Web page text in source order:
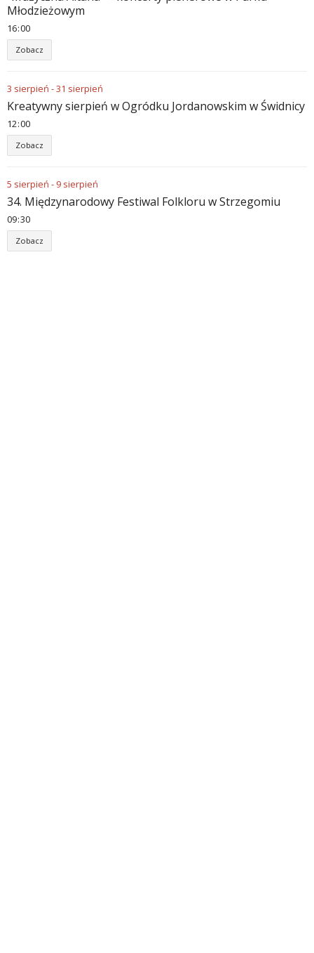
Młodzieżowym
16:00
Zobacz
3 sierpień -31 sierpień
Kreatywny sierpień w Ogródku Jordanowskim w Świdnicy
12:00
Zobacz
5 sierpień - 9 sierpień
34. Międzynarodowy Festiwal Folkloru w Strzegomiu
09:30
Zobacz